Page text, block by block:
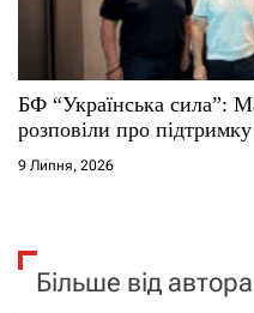
БФ “Українська сила”:
розповіли про
9 Липня, 2026
Більше від автора